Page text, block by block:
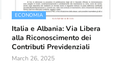
ECONOMIA
Italia e Albania: Via Libera
alla Riconoscimento dei
Contributi Previdenziali
March 26, 2025